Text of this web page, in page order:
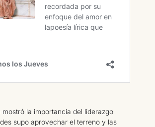
mostró la importancia del liderazgo
supo aprovechar el terreno y las